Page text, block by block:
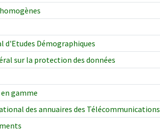
d'Etudes Démographiques
sur la protection des données
gamme
des annuaires des Télécommunications